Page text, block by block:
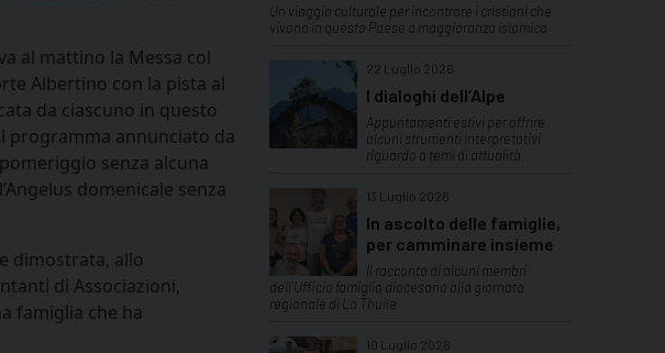
al mattino la Messa col
Albertino con la pista al
da ciascuno in questo
programma annunciato da
senza alcuna
domenicale senza
dimostrata, allo
di Associazioni,
famiglia che ha
Un viaggio culturale per incontrare i cristiani che
vivono in questo Paese a maggioranza islamica
22 Luglio 2026
I dialoghi dell’Alpe
Appuntamenti estivi per offrire
alcuni strumenti interpretativi
riguardo a temi di attualità
13 Luglio 2026
In ascolto delle famiglie,
per camminare insieme
Il racconto di alcuni membri
dell'Ufficio famiglia diocesano alla giornata
regionale di La Thuile
10 Luglio 2026